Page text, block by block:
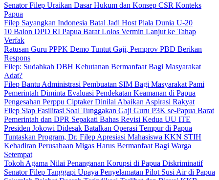
Senator Filep Uraikan Dasar Hukum dan Konsep CSR Konteks
Papua
Filep Sayangkan Indonesia Batal Jadi Host Piala Dunia U-20
10 Balon DPD RI Papua Barat Lolos Vermin Lanjut ke Tahap
Verfak
Ratusan Guru PPPK Demo Tuntut Gaji, Pemprov PBD Berikan
Respons
Filep: Sudahkah DBH Kehutanan Bermanfaat Bagi Masyarakat
Adat?
Filep Bantu Administrasi Pembuatan SIM Bagi Masyarakat Pami
Pemerintah Diminta Evaluasi Pendekatan Keamanan di Papua
Pengesahan Perppu Ciptaker Dinilai Abaikan Aspirasi Rakyat
Filep Siap Fasilitasi Soal Tunggakan Gaji Guru P3K se-Papua Barat
Pemerintah dan DPR Sepakati Bahas Revisi Kedua UU ITE
Presiden Jokowi Didesak Batalkan Operasi Tempur di Papua
Tuntaskan Program, Dr. Filep Apresiasi Mahasiswa KKN STIH
Kehadiran Perusahaan Migas Harus Bermanfaat Bagi Warga
Setempat
Tokoh Agama Nilai Penanganan Korupsi di Papua Diskriminatif
Senator Filep Tanggapi Upaya Penyelamatan Pilot Susi Air di Papua